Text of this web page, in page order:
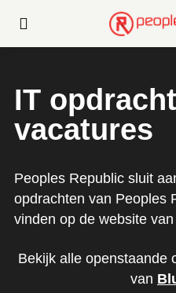
IT
vacatures
Peoples Republic sluit
opdrachten van Peoples
vinden op de website
Bekijk alle openstaande
van